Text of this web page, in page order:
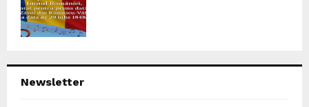
Newsletter